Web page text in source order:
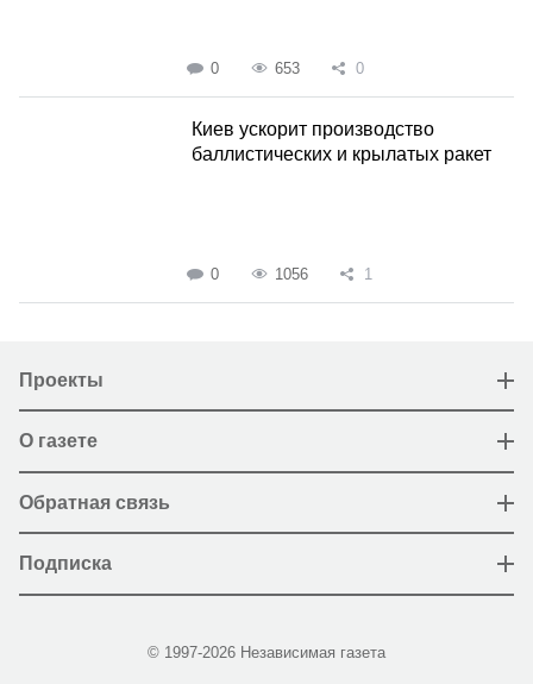
0 653 0
Киев ускорит производство
баллистических и крылатых ракет
0 1056 1
Проекты
О газете
Обратная связь
Подписка
© 1997-2026 Независимая газета